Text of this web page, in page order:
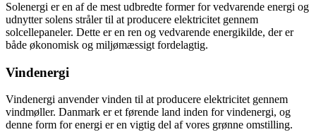
Solenergi er en af de mest udbredte former for vedvarende energi og
udnytter solens stråler til at producere elektricitet gennem
solcellepaneler. Dette er en ren og vedvarende energikilde, der er
både økonomisk og miljømæssigt fordelagtig.
Vindenergi
Vindenergi anvender vinden til at producere elektricitet gennem
vindmøller. Danmark er et førende land inden for vindenergi, og
denne form for energi er en vigtig del af vores grønne omstilling.